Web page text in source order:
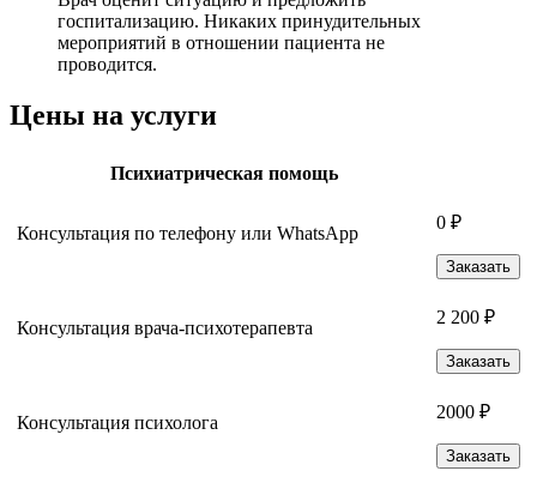
госпитализацию. Никаких принудительных
мероприятий в отношении пациента не
проводится.
Цены на услуги
Психиатрическая помощь
Консультация по телефону или WhatsApp
0 ₽
Заказать
Консультация врача-психотерапевта
2 200 ₽
Заказать
Консультация психолога
2000 ₽
Заказать